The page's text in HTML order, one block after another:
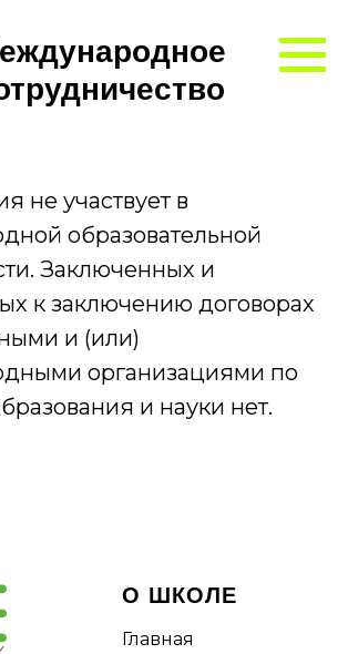
не участвует в
образовательной
Заключенных и
к заключению договорах
и (или)
организациями по
и науки нет.
О ШКОЛЕ
Главная